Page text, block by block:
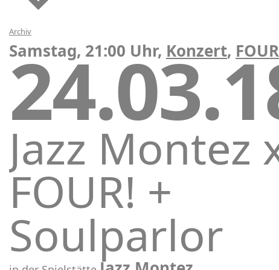
Archiv
Samstag, 21:00 Uhr, Konzert,
Jazz Montez
FOUR! +
Soulparlor